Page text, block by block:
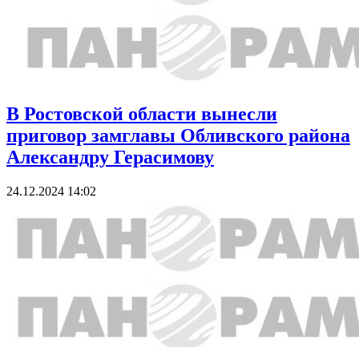
В Ростовской области вынесли
приговор замглавы Обливского района
Александру Герасимову
24.12.2024 14:02